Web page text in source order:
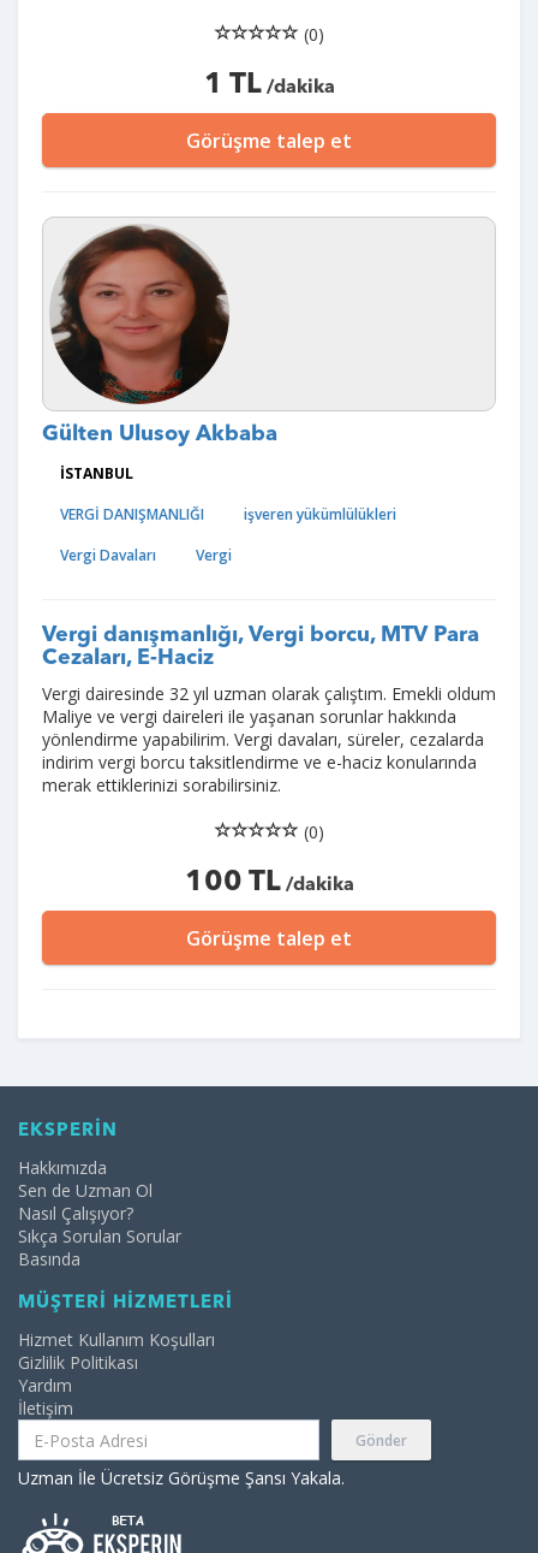
(0)
1 TL/dakika
Görüşme talep et
Gülten Ulusoy Akbaba
İSTANBUL
VERGİ DANIŞMANLIĞI
işveren yükümlülükleri
Vergi Davaları
Vergi
Vergi danışmanlığı, Vergi borcu, MTV Para
Cezaları, E-Haciz
Vergi dairesinde 32 yıl uzman olarak çalıştım. Emekli oldum
Maliye ve vergi daireleri ile yaşanan sorunlar hakkında
yönlendirme yapabilirim. Vergi davaları, süreler, cezalarda
indirim vergi borcu taksitlendirme ve e-haciz konularında
merak ettiklerinizi sorabilirsiniz.
(0)
100 TL/dakika
Görüşme talep et
EKSPERİN
Hakkımızda
Sen de Uzman Ol
Nasıl Çalışıyor?
Sıkça Sorulan Sorular
Basında
MÜŞTERİ HİZMETLERİ
Hizmet Kullanım Koşulları
Gizlilik Politikası
Yardım
İletişim
Gönder
Uzman İle Ücretsiz Görüşme Şansı Yakala.